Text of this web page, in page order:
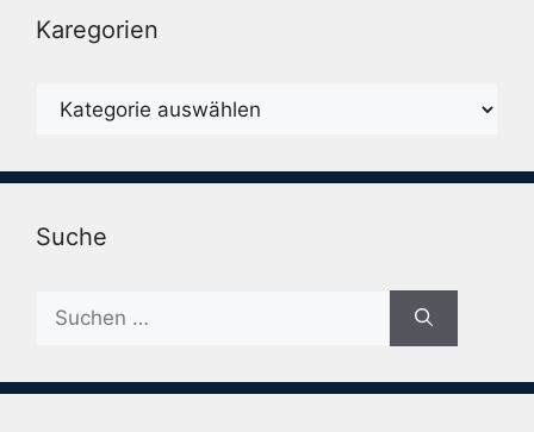
Karegorien
Karegorien
Suche
Suche
nach: